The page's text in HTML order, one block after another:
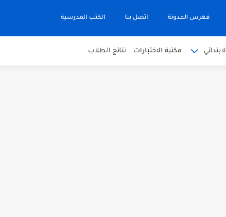
فهرس المدونة اتصل بنا الكتب المدرسية
مكتبة الاختبارات نتائج الطلاب